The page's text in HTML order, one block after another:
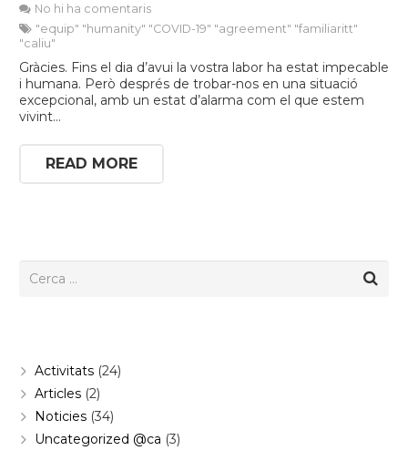
No hi ha comentaris
"equip" "humanity" "COVID-19" "agreement" "familiaritt"
"caliu"
Gràcies. Fins el dia d’avui la vostra labor ha estat impecable
i humana. Però després de trobar-nos en una situació
excepcional, amb un estat d’alarma com el que estem
vivint…
READ MORE
Activitats(24)
Articles(2)
Noticies(34)
Uncategorized @ca (3)